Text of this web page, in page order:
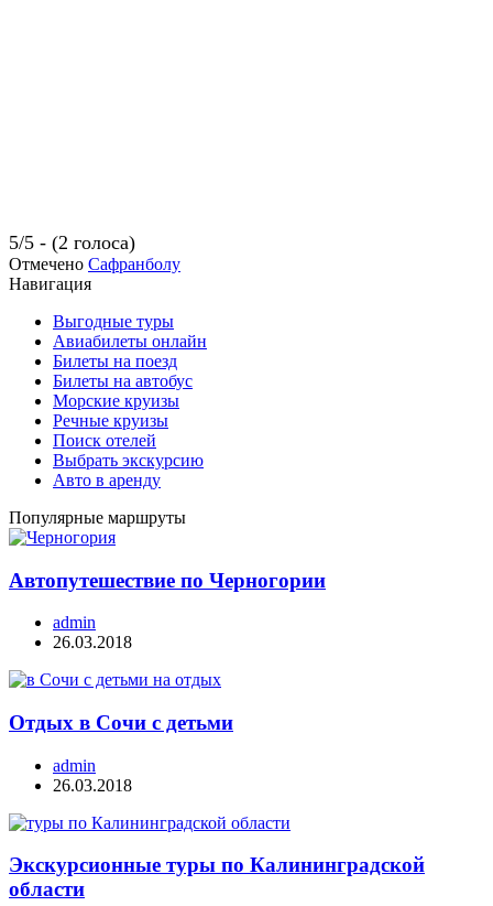
5/5 - (2 голоса)
Отмечено Сафранболу
Навигация
Выгодные туры
Авиабилеты онлайн
Билеты на поезд
Билеты на автобус
Морские круизы
Речные круизы
Поиск отелей
Выбрать экскурсию
Авто в аренду
Популярные маршруты
Автопутешествие по Черногории
admin
26.03.2018
Отдых в Сочи с детьми
admin
26.03.2018
Экскурсионные туры по Калининградской
области